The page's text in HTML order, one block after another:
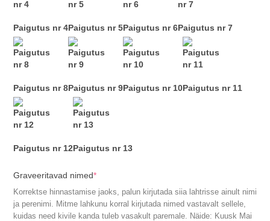
Paigutus nr 4Paigutus nr 5Paigutus nr 6Paigutus nr 7
Paigutus nr 8Paigutus nr 9Paigutus nr 10Paigutus nr 11
Paigutus nr 12Paigutus nr 13
Graveeritavad nimed*(required)
Korrektse hinnastamise jaoks, palun kirjutada siia lahtrisse ainult nimi
ja perenimi. Mitme lahkunu korral kirjutada nimed vastavalt sellele,
kuidas need kivile kanda tuleb vasakult paremale. Näide: Kuusk Mai